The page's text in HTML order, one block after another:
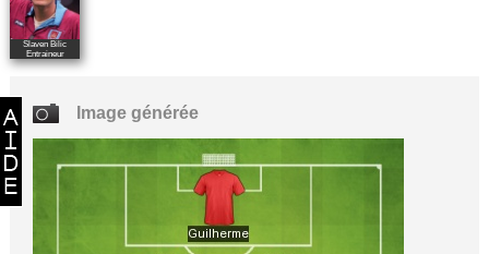
Slaven Bilic
Entraineur
Image générée